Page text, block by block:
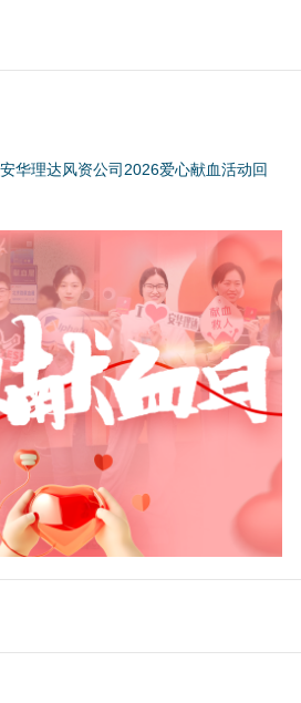
华理达风资公司2026爱心献血活动回